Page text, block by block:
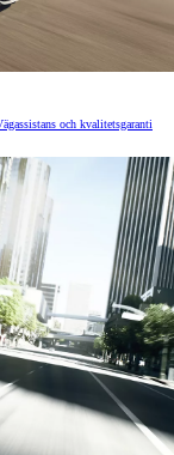
och kvalitetsgaranti